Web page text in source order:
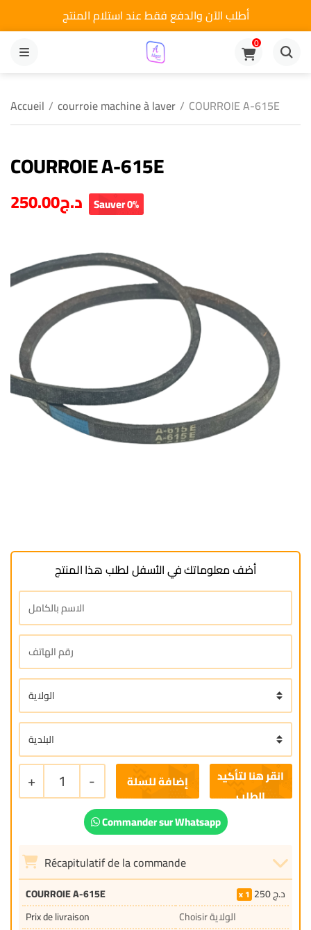
أطلب الآن والدفع فقط عند استلام المنتج
MENU
0
Accueil / courroie machine à laver / COURROIE A-615E
COURROIE A-615E
د.ج250.00 Sauver 0%
أضف معلوماتك في الأسفل لطلب هذا المنتج
+ 1 - إضافة للسلة
Commander sur Whatsapp
Récapitulatif de la commande
COURROIE A-615E 1 250د.ج
Prix de livraison
Choisir الولاية